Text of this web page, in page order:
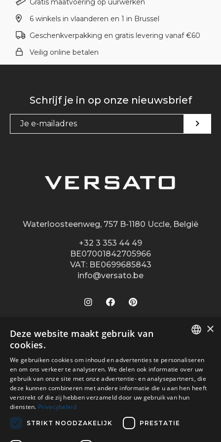
Gratis maatvoering op uurwerken
6 winkels in vlaanderen en 1 in Brussel
Geschenkverpakking en gratis levering vanaf €60
Veilig online betalen
Schrijf je in op onze nieuwsbrief
Waterloosteenweg, 757 B-1180 Uccle, België
+32 3 353 44 49
BE07001842705966
VAT: BE0699685843
info@versato.be
Onze winkels
Brugge
Hasselt
Leuven
Oostende
Turnhout
Wijnegem Shopping Center
Versato info
Service
Over ons
Contact
Verkooppunten
Vacatures
Site Info
Algemene voorwaarden
Disclaimer
Privacy Policy
Veilig betalen met
Bezorgd door
FR
×
Deze website maakt gebruik van
cookies.
We gebruiken cookies om inhoud en advertenties te personaliseren
en om ons verkeer te analyseren. We delen ook informatie over uw
gebruik van onze site met onze advertentie- en analysepartners, die
deze kunnen combineren met andere informatie die u aan hen heeft
verstrekt of die zij hebben verzameld door uw gebruik van hun
diensten. Privacybeleid
STRIKT NOODZAKELIJK PRESTATIE